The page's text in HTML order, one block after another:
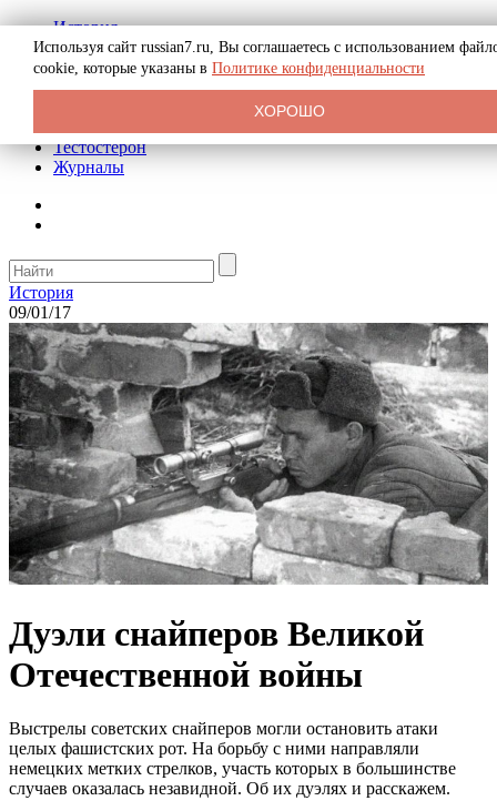
История
Биография
Криминал
Реклама на сайте
Тестостерон
Журналы
История
09/01/17
Дуэли снайперов Великой
Отечественной войны
Выстрелы советских снайперов могли остановить атаки
целых фашистских рот. На борьбу с ними направляли
немецких метких стрелков, участь которых в большинстве
случаев оказалась незавидной. Об их дуэлях и расскажем.
Используя сайт russian7.ru, Вы соглашаетесь с использованием
cookie, которые указаны в Политике конфиденциальности
ХОРОШО